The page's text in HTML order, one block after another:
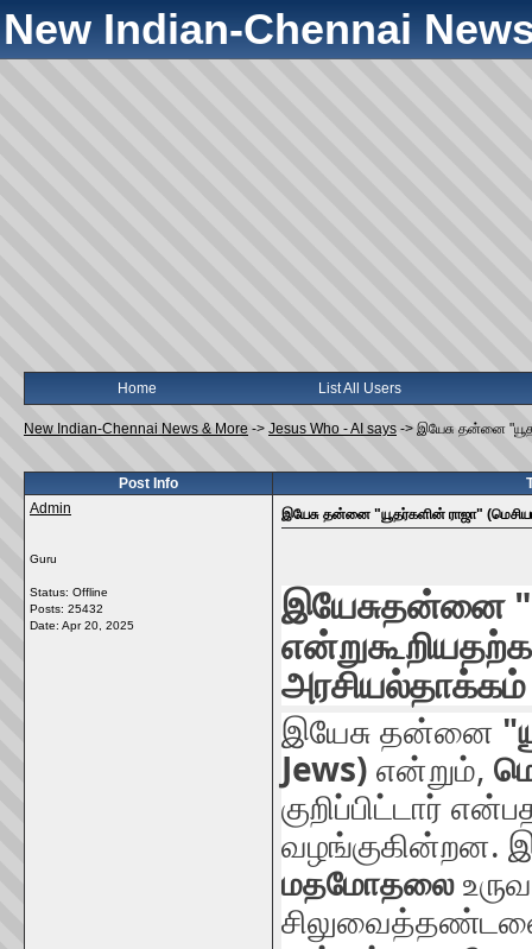
New Indian-Chennai
Home List All Users
New Indian-Chennai News & More -> Jesus Who - AI says -> இயேசு தன்னை
Post Info
Admin
Guru
Status: Offline
Posts: 25432
Date: Apr 20, 2025
இயேசு தன்னை "யூதர்களின் ராஜா"
இயேசுதன்னை"
என்று
அரசியல்தாக்கம்
இயேசு தன்னை "
Jews) என்றும்,
குறிப்பிட்டார்
வழங்குகின்றன.
மதமோதலை